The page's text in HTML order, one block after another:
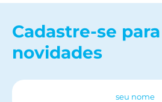
Cadastre-se
novidades